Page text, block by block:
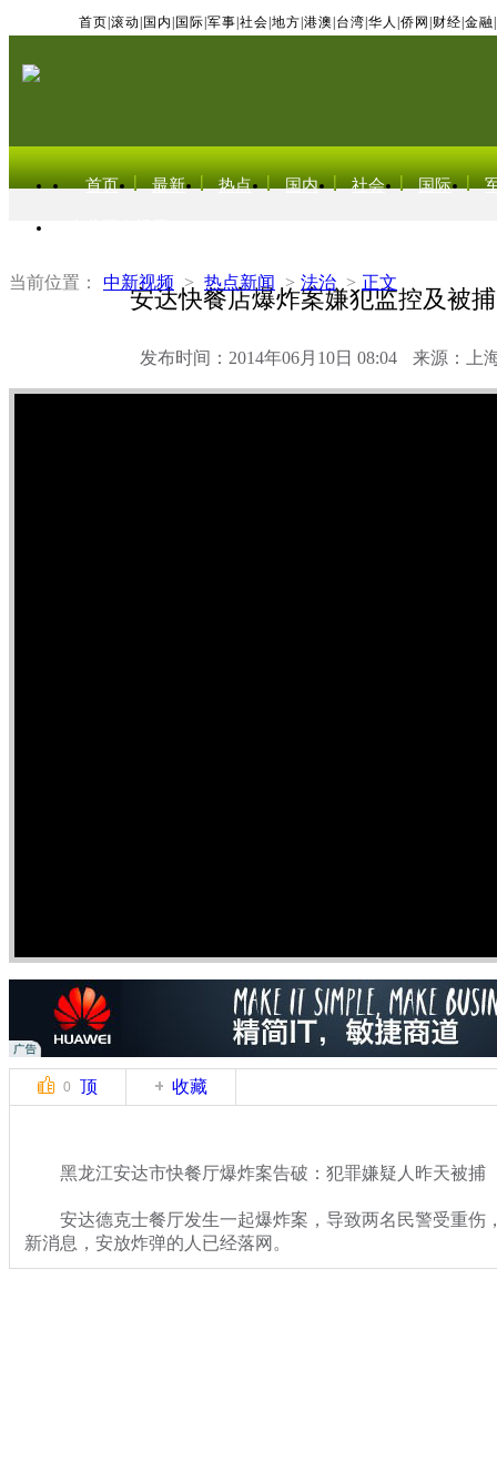
首页 滚动 国内 国际 军事 社会 地方 港澳 台湾 华人 侨网 财经 金融
首页 最新 热点 国内 社会 国际
当前位置： 中新视频 > 热点新闻 > 法治 > 正文
安达快餐店爆炸案嫌犯监控及被
发布时间：2014年06月10日 08:04 来源：上
0 顶 收藏
黑龙江安达市快餐厅爆炸案告破：犯罪嫌疑人昨天被捕
安达德克士餐厅发生一起爆炸案，导致两名民警受重伤
新消息，安放炸弹的人已经落网。